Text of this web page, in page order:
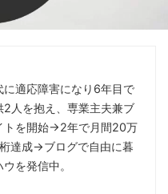
に適応障害になり6年目で
人を抱え、専業主夫兼ブ
トを開始→2年で月間20万
達成→ブログで自由に暮
を発信中。